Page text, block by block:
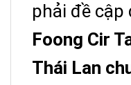
phải đề
Foong Cir
Thái Lan